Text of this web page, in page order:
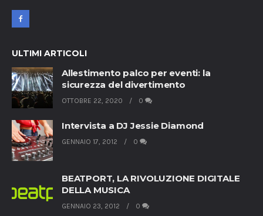
ULTIMI ARTICOLI
Allestimento palco per eventi: la
sicurezza del divertimento
OTTOBRE 22, 2020 0
Intervista a DJ Jessie Diamond
GENNAIO 17, 2012 0
BEATPORT, LA RIVOLUZIONE DIGITALE
DELLA MUSICA
GENNAIO 23, 2012 0